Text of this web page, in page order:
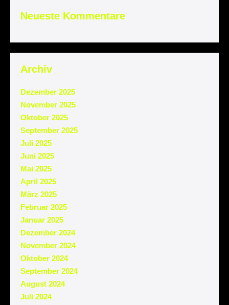
Neueste Kommentare
Archiv
Dezember 2025
November 2025
Oktober 2025
September 2025
Juli 2025
Juni 2025
Mai 2025
April 2025
März 2025
Februar 2025
Januar 2025
Dezember 2024
November 2024
Oktober 2024
September 2024
August 2024
Juli 2024